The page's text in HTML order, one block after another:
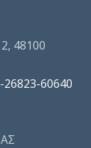
48100
60640